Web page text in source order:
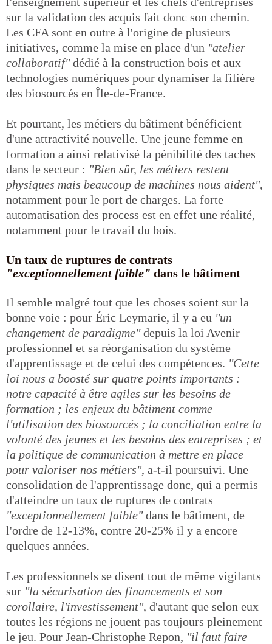
sur la validation des acquis fait donc son chemin.
Les CFA sont en outre à l'origine de plusieurs
initiatives, comme la mise en place d'un "atelier
collaboratif"dédié à la construction bois et aux
technologies numériques pour dynamiser la filière
des biosourcés en Île-de-France.
Et pourtant, les métiers du bâtiment bénéficient
d'une attractivité nouvelle. Une jeune femme en
formation a ainsi relativisé la pénibilité des taches
dans le secteur : "Bien sûr, les métiers restent
physiques mais beaucoup de machines nous aident",
notamment pour le port de charges. La forte
automatisation des process est en effet une réalité,
notamment pour le travail du bois.
Un taux de ruptures de contrats
"exceptionnellement faible" dans le bâtiment
Il semble malgré tout que les choses soient sur la
bonne voie : pour Éric Leymarie, il y a eu "un
changement de paradigme"depuis la loi Avenir
professionnel et sa réorganisation du système
d'apprentissage et de celui des compétences. "Cette
loi nous a boosté sur quatre points importants :
notre capacité à être agiles sur les besoins de
formation ; les enjeux du bâtiment comme
l'utilisation des biosourcés ; la conciliation entre la
volonté des jeunes et les besoins des entreprises ; et
la politique de communication à mettre en place
pour valoriser nos métiers", a-t-il poursuivi. Une
consolidation de l'apprentissage donc, qui a permis
d'atteindre un taux de ruptures de contrats
"exceptionnellement faible"dans le bâtiment, de
l'ordre de 12-13%, contre 20-25% il y a encore
quelques années.
Les professionnels se disent tout de même vigilants
sur "la sécurisation des financements et son
corollaire, l'investissement", d'autant que selon eux
toutes les régions ne jouent pas toujours pleinement
le jeu. Pour Jean-Christophe Repon, "il faut faire